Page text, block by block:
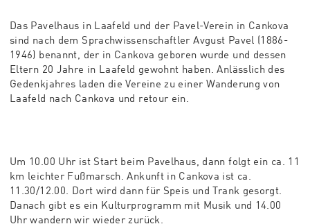
Das Pavelhaus in Laafeld und der Pavel-Verein in Cankova
sind nach dem Sprachwissenschaftler Avgust Pavel (1886-
1946) benannt, der in Cankova geboren wurde und dessen
Eltern 20 Jahre in Laafeld gewohnt haben. Anlässlich des
Gedenkjahres laden die Vereine zu einer Wanderung von
Laafeld nach Cankova und retour ein.
Um 10.00 Uhr ist Start beim Pavelhaus, dann folgt ein ca. 11
km leichter Fußmarsch. Ankunft in Cankova ist ca.
11.30/12.00. Dort wird dann für Speis und Trank gesorgt.
Danach gibt es ein Kulturprogramm mit Musik und 14.00
Uhr wandern wir wieder zurück.